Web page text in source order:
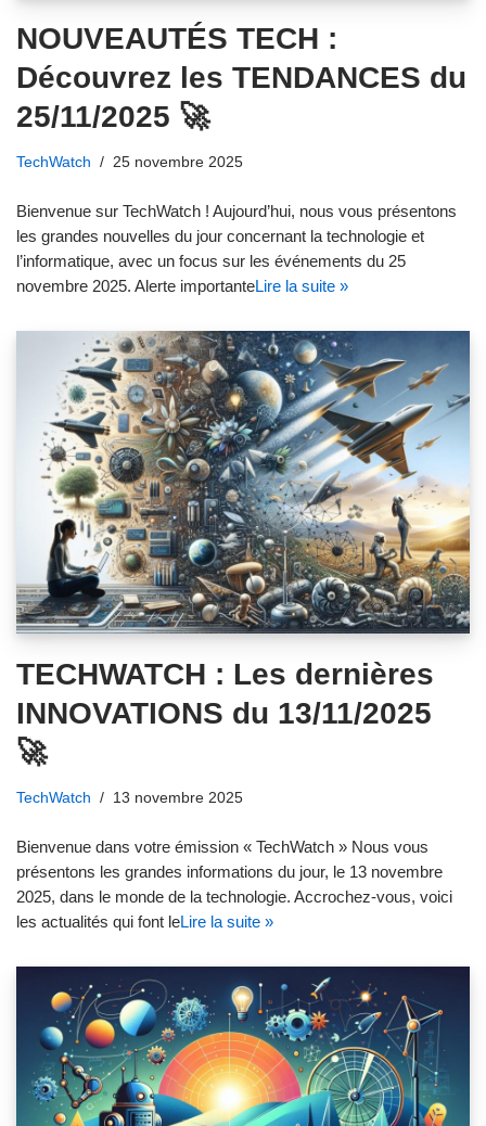
NOUVEAUTÉS TECH :
Découvrez les TENDANCES du
25/11/2025 🚀
TechWatch 25 novembre 2025
Bienvenue sur TechWatch ! Aujourd’hui, nous vous présentons
les grandes nouvelles du jour concernant la technologie et
l’informatique, avec un focus sur les événements du 25
novembre 2025. Alerte importanteLire la suite »
TECHWATCH : Les dernières
INNOVATIONS du 13/11/2025
🚀
TechWatch 13 novembre 2025
Bienvenue dans votre émission « TechWatch » Nous vous
présentons les grandes informations du jour, le 13 novembre
2025, dans le monde de la technologie. Accrochez-vous, voici
les actualités qui font leLire la suite »